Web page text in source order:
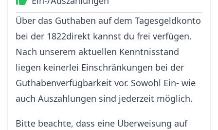
Über das Guthaben auf dem Tagesgeldkonto
bei der 1822direkt kannst du frei verfügen.
Nach unserem aktuellen Kenntnisstand
liegen keinerlei Einschränkungen bei der
Guthabenverfügbarkeit vor. Sowohl Ein- wie
auch Auszahlungen sind jederzeit möglich.
Bitte beachte, dass eine Überweisung auf